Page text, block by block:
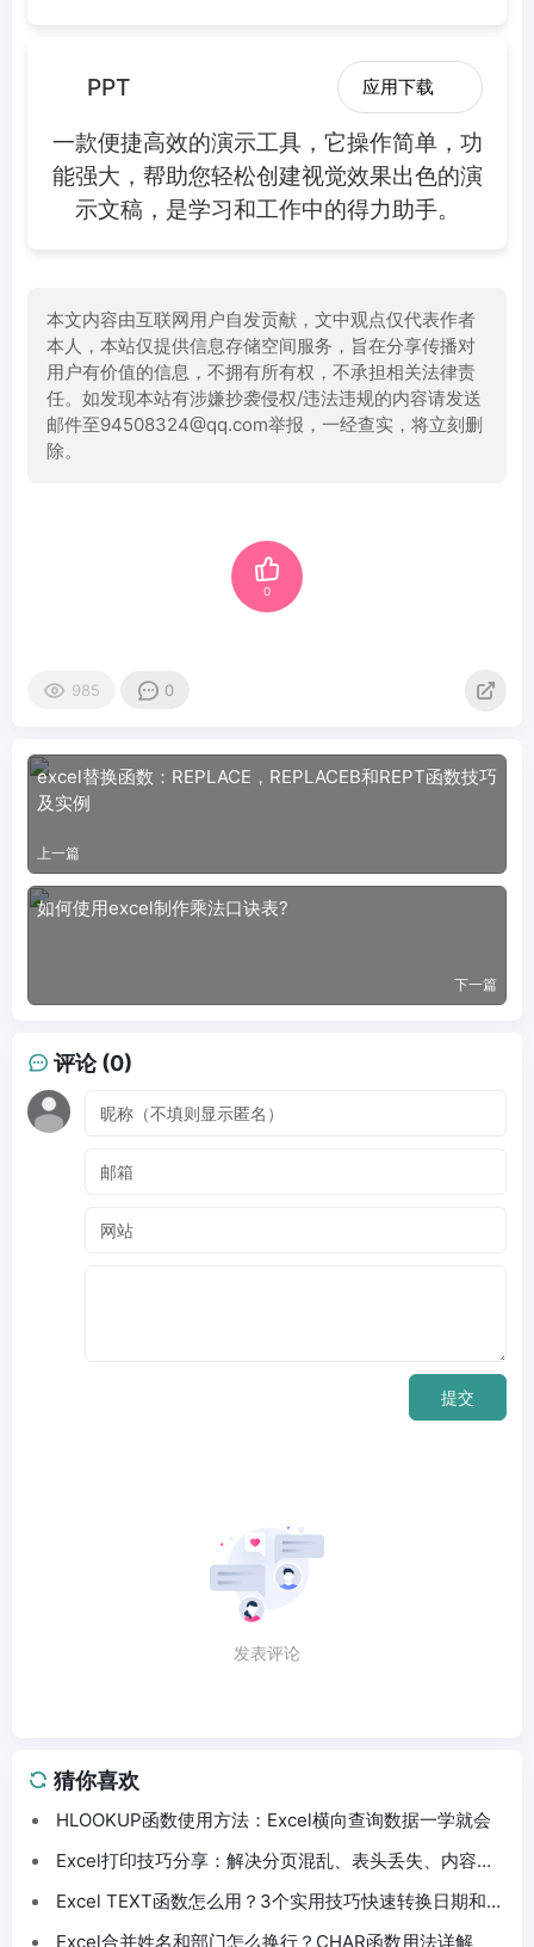
PPT 应用下载
一款便捷高效的演示工具，它操作简单，功
能强大，帮助您轻松创建视觉效果出色的演
示文稿，是学习和工作中的得力助手。
本文内容由互联网用户自发贡献，文中观点仅代表作者
本人，本站仅提供信息存储空间服务，旨在分享传播对
用户有价值的信息，不拥有所有权，不承担相关法律责
任。如发现本站有涉嫌抄袭侵权/违法违规的内容请发送
邮件至94508324@qq.com举报，一经查实，将立刻删
除。
0
985 0
excel替换函数：REPLACE，REPLACEB和REPT函数技巧
及实例
上一篇
如何使用excel制作乘法口诀表?
下一篇
评论 (0)
提交
发表评论
猜你喜欢
HLOOKUP函数使用方法：Excel横向查询数据一学就会
Excel打印技巧分享：解决分页混乱、表头丢失、内容截
Excel TEXT函数怎么用？3个实用技巧快速转换日期和数
Excel合并姓名和部门怎么换行？CHAR函数用法详解